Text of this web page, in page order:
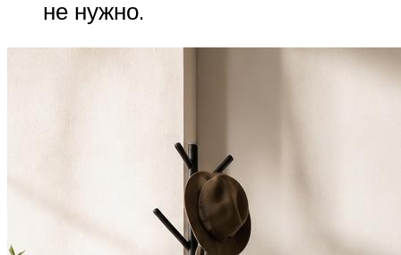
не нужно.